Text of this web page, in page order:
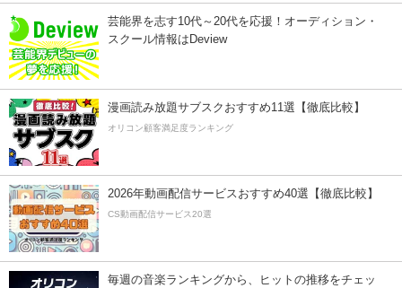
芸能界を志す10代～20代を応援！オーディション・
スクール情報はDeview
漫画読み放題サブスクおすすめ11選【徹底比較】
オリコン顧客満足度ランキング
2026年動画配信サービスおすすめ40選【徹底比較】
CS動画配信サービス20選
毎週の音楽ランキングから、ヒットの推移をチェッ